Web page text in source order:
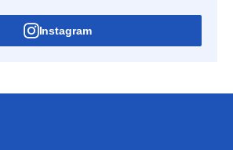
Instagram